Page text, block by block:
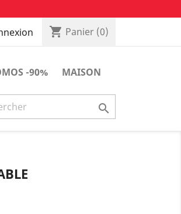
shopping_cart Panier (0)
-90% MAISON
